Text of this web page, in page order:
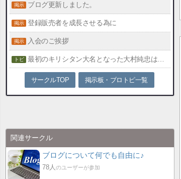
ブログ更新しました。
登録販売者を成長させる為に
入会のご挨拶
最初のキリシタン大名となった大村純忠は洗礼を受けた時に司祭と何を約束したか
サークルTOP 掲示板・ブロトピ一覧
関連サークル
ブログについて何でも自由に♪
78人のユーザーが参加